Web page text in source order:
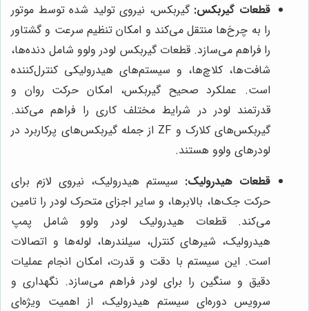
قطعات گیربکس: گیربکس، نیروی تولید شده توسط موتور
را به چرخ‌ها منتقل می‌کند و امکان تنظیم سرعت و گشتاور
را فراهم می‌سازد. قطعات گیربکس لودر ولوو شامل دنده‌ها،
شافت‌ها، کلاچ‌ها، و سیستم‌های هیدرولیکی کنترل‌کننده
است. عملکرد صحیح گیربکس، امکان حرکت روان و
قدرتمند لودر در شرایط مختلف کاری را فراهم می‌کند.
گیربکس‌های کلارک و ZF از جمله گیربکس‌های پرکاربرد در
لودرهای ولوو هستند.
قطعات هیدرولیک: سیستم هیدرولیک، نیروی لازم برای
حرکت جک‌ها، بالابرها، و سایر اجزای متحرک لودر را تامین
می‌کند. قطعات هیدرولیک لودر ولوو شامل پمپ
هیدرولیک، شیرهای کنترل، سیلندرها، لوله‌ها و اتصالات
است. این سیستم با دقت و قدرت، امکان انجام عملیات
دقیق و سنگین را برای لودر فراهم می‌سازد. نگهداری و
سرویس دوره‌ای سیستم هیدرولیک، از اهمیت ویژه‌ای